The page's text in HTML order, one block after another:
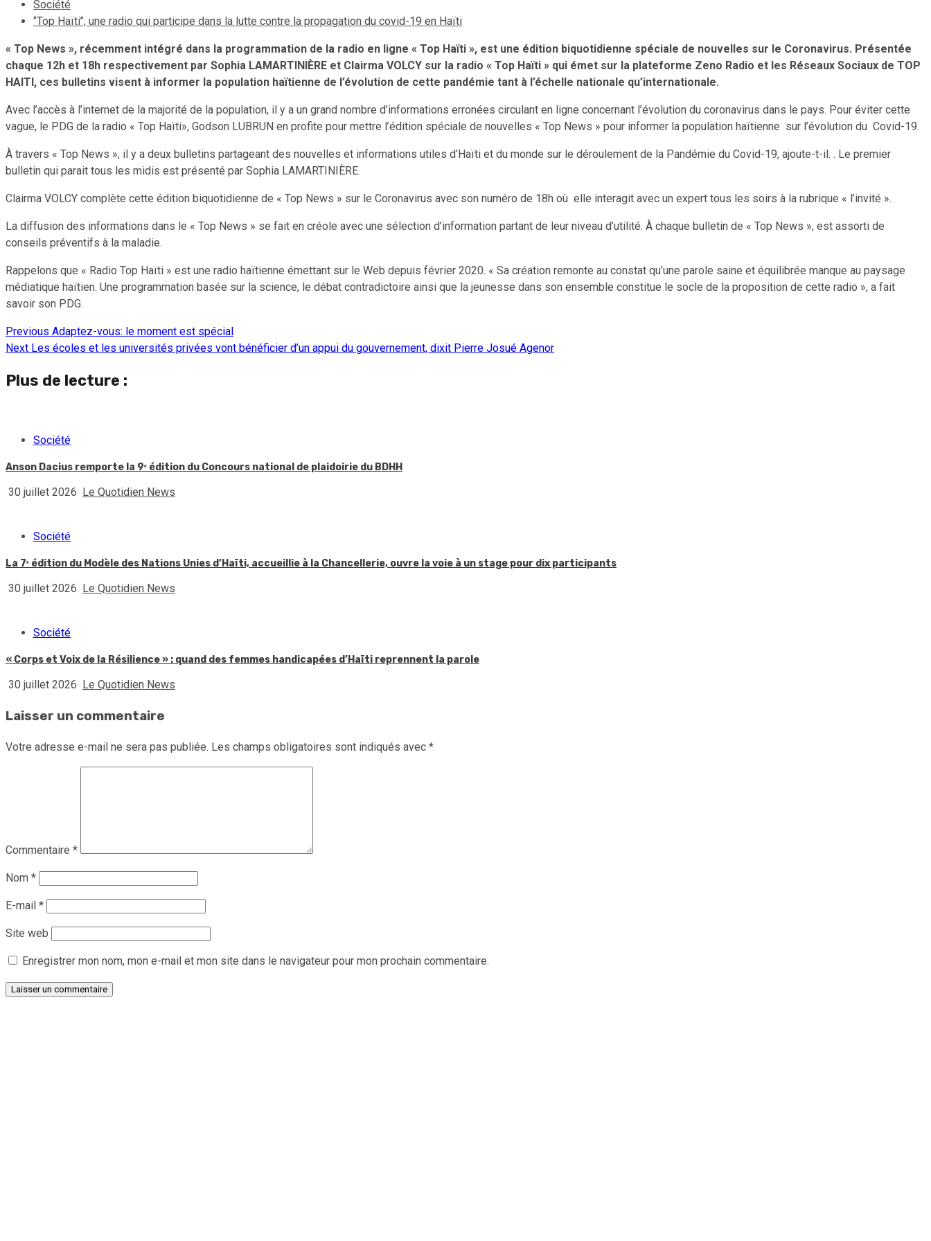
Société
‘’Top Haïti’’, une radio qui participe dans la lutte contre la propagation du covid-19 en Haïti
« Top News », récemment intégré dans la programmation de la radio en ligne « Top Haïti », est une édition biquotidienne spéciale de nouvelles sur le Coronavirus. Présentée
chaque 12h et 18h respectivement par Sophia LAMARTINIÈRE et Clairma VOLCY sur la radio « Top Haïti » qui émet sur la plateforme Zeno Radio et les Réseaux Sociaux de TOP
HAITI, ces bulletins visent à informer la population haïtienne de l’évolution de cette pandémie tant à l’échelle nationale qu’internationale.
Avec l’accès à l’internet de la majorité de la population, il y a un grand nombre d’informations erronées circulant en ligne concernant l’évolution du coronavirus dans le pays. Pour éviter cette
vague, le PDG de la radio « Top Haïti», Godson LUBRUN en profite pour mettre l’édition spéciale de nouvelles « Top News » pour informer la population haïtienne sur l’évolution du Covid-19.
À travers « Top News », il y a deux bulletins partageant des nouvelles et informations utiles d’Haïti et du monde sur le déroulement de la Pandémie du Covid-19, ajoute-t-il. . Le premier
bulletin qui parait tous les midis est présenté par Sophia LAMARTINIÈRE.
Clairma VOLCY complète cette édition biquotidienne de « Top News » sur le Coronavirus avec son numéro de 18h où elle interagit avec un expert tous les soirs à la rubrique « l’invité ».
La diffusion des informations dans le « Top News » se fait en créole avec une sélection d’information partant de leur niveau d’utilité. À chaque bulletin de « Top News », est assorti de
conseils préventifs à la maladie.
Rappelons que « Radio Top Haïti » est une radio haïtienne émettant sur le Web depuis février 2020. « Sa création remonte au constat qu’une parole saine et équilibrée manque au paysage
médiatique haïtien. Une programmation basée sur la science, le débat contradictoire ainsi que la jeunesse dans son ensemble constitue le socle de la proposition de cette radio », a fait
savoir son PDG.
Continue
Previous Adaptez-vous: le moment est spécial
Next Les écoles et les universités privées vont bénéficier d’un appui du gouvernement, dixit Pierre Josué Agenor
Plus de lecture :
Société
Anson Dacius remporte la 9ᵉ édition du Concours national de plaidoirie du BDHH
30 juillet 2026 Le Quotidien News
Société
La 7ᵉ édition du Modèle des Nations Unies d’Haïti, accueillie à la Chancellerie, ouvre la voie à un stage pour dix participants
30 juillet 2026 Le Quotidien News
Société
« Corps et Voix de la Résilience » : quand des femmes handicapées d’Haïti reprennent la parole
30 juillet 2026 Le Quotidien News
Laisser un commentaire
Votre adresse e-mail ne sera pas publiée. Les champs obligatoires sont indiqués avec *
Commentaire *
Nom *
E-mail *
Site web
Enregistrer mon nom, mon e-mail et mon site dans le navigateur pour mon prochain commentaire.